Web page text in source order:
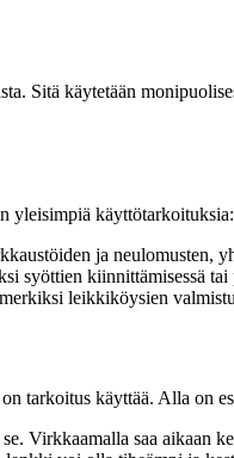
Sitä käytetään
yleisimpiä käyttötarkoituksia:
ja neulomusten,
syöttien kiinnittämisessä
leikkiköysien
tarkoitus käyttää. Alla on
Virkkaamalla saa aikaan